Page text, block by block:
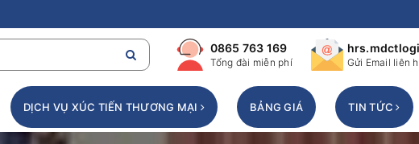
0865 763 169
Tổng đài miễn phí Gửi Email liên
DỊCH VỤ XÚC TIẾN THƯƠNG MẠI BẢNG GIÁ TIN TỨC